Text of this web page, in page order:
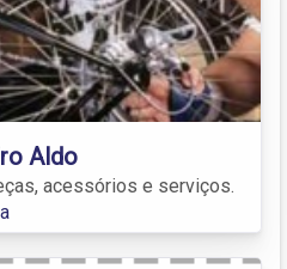
Aldo
acessórios e serviços.